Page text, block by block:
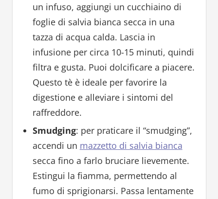
un infuso, aggiungi un cucchiaino di
foglie di salvia bianca secca in una
tazza di acqua calda. Lascia in
infusione per circa 10-15 minuti, quindi
filtra e gusta. Puoi dolcificare a piacere.
Questo tè è ideale per favorire la
digestione e alleviare i sintomi del
raffreddore.
Smudging: per praticare il “smudging”,
accendi un mazzetto di salvia bianca
secca fino a farlo bruciare lievemente.
Estingui la fiamma, permettendo al
fumo di sprigionarsi. Passa lentamente